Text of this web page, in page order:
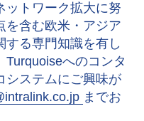
ットワーク拡大に努
を含む欧米・アジア
する専門知識を有し
へのコンタ
システムにご興味が
までお